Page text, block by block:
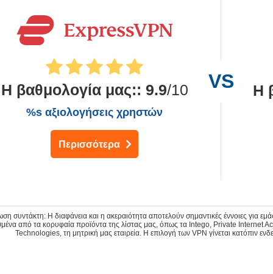
Η βαθμολογία μας:: 9.9/10
%s αξιολογήσεις χρηστών
Περισσότερα
Η
συντάκτη: Η διαφάνεια και η ακεραιότητα αποτελούν σημαντικές έννοιες για
από τα κορυφαία προϊόντα της λίστας μας, όπως τα Intego, Private Internet
Technologies, τη μητρική μας εταιρεία. Η επιλογή των VPN γίνεται κατόπιν